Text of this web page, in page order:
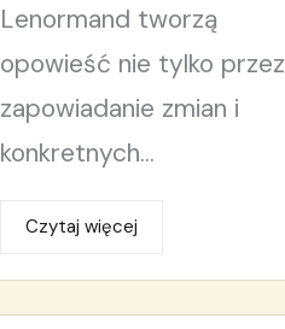
Lenormand tworzą
opowieść nie tylko przez
zapowiadanie zmian i
konkretnych...
Czytaj więcej